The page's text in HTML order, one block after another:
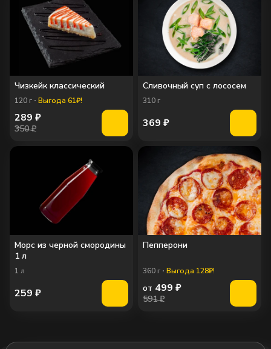
Чизкейк классический
120 г Выгода 61₽!
289 ₽
350 ₽
Сливочный суп с лососем
310 г
369 ₽
Морс из черной смородины
1 л
1 л
259 ₽
Пепперони
360 г Выгода 128₽!
от 499 ₽
591 ₽